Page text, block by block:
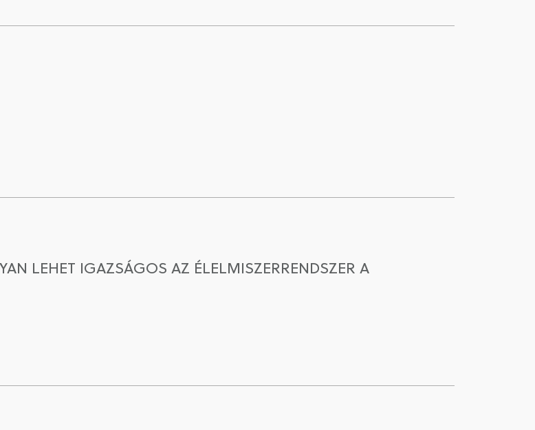
LEHET IGAZSÁGOS AZ ÉLELMISZERRENDSZER A